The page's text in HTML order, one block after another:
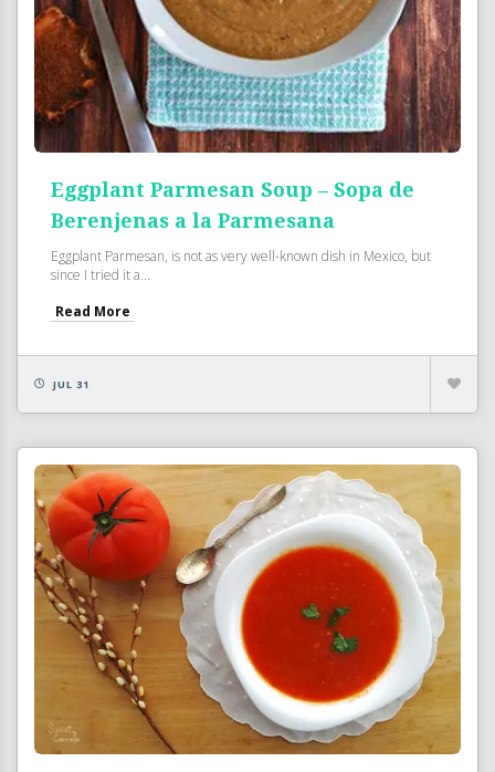
Eggplant Parmesan Soup – Sopa de
Berenjenas a la Parmesana
Eggplant Parmesan, is not as very well-known dish in Mexico, but
since I tried it a...
Read More
JUL 31